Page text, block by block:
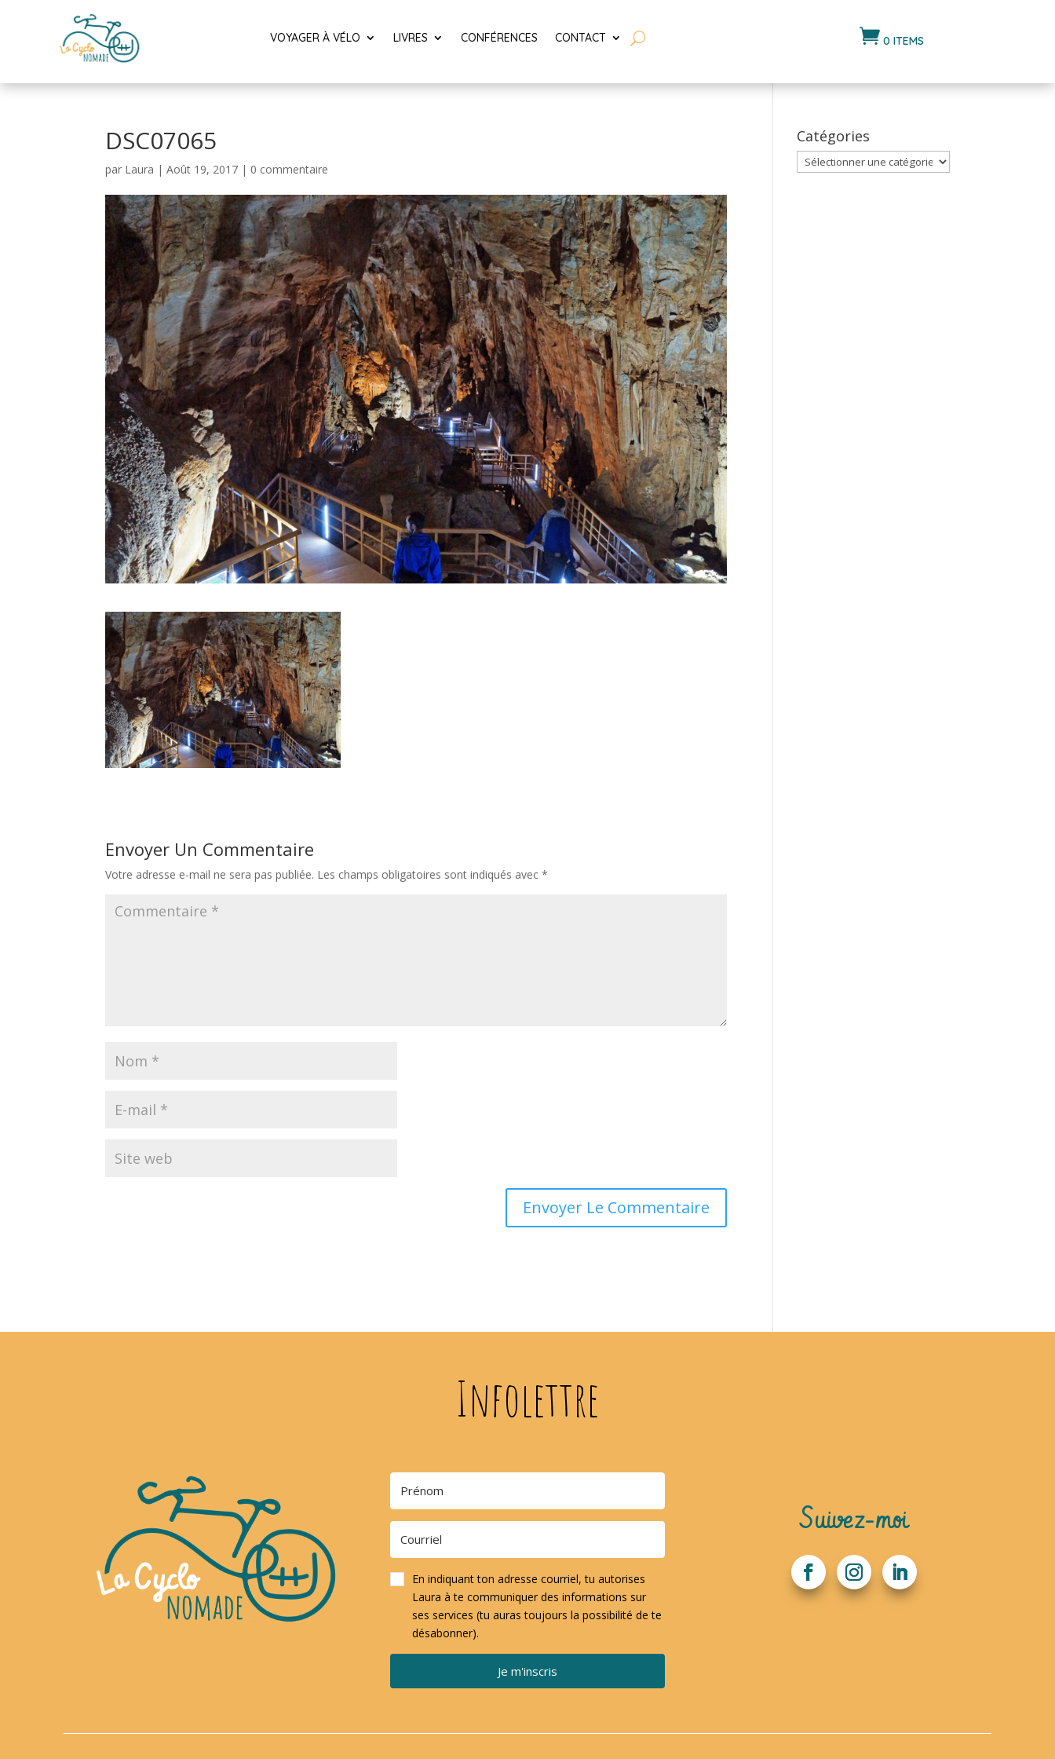
VOYAGER À VÉLO LIVRES CONFÉRENCES CONTACT  0 ITEMS
DSC07065
par Laura |Août 19, 2017 | 0 commentaire
Envoyer Un Commentaire
Votre adresse e-mail ne sera pas publiée. Les champs obligatoires sont indiqués avec*
Catégories
Catégories
Infolettre
En indiquant ton adresse courriel, tu autorises
Laura à te communiquer des informations sur
ses services (tu auras toujours la possibilité de te
désabonner).
Je m'inscris
Suivez-moi